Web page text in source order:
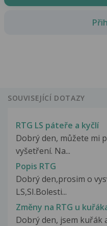
SOUVISEJÍCÍ DOTAZY
RTG LS páteře a kyčlí
Dobrý den, můžete mi
vyšetření. Na...
Popis RTG
Dobrý den,prosim o
LS,SI.Bolesti...
Změny na RTG u
Dobrý den, jsem kuřák